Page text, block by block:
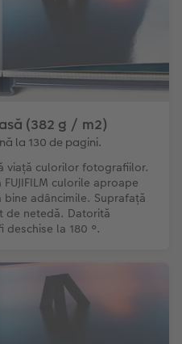
(382 g / m2)
la 130 de pagini.
viață culorilor fotografiilor.
culorile aproape
adâncimile. Suprafață
de netedă. Datorită
la 180 °.